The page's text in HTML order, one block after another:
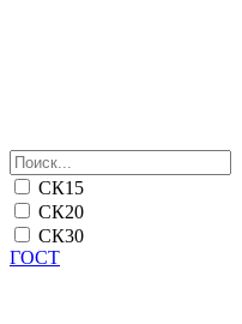
СК15
СК20
СК30
ГОСТ